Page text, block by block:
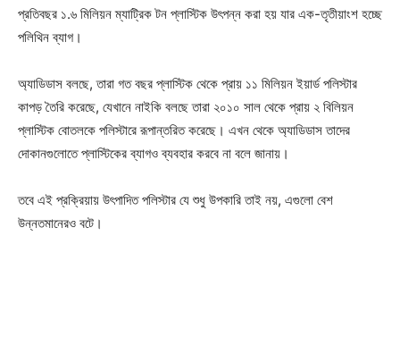
প্রতিবছর ১.৬ মিলিয়ন ম্যাট্রিক টন প্লাস্টিক উৎপন্ন করা হয় যার এক-তৃতীয়াংশ হচ্ছে
পলিথিন ব্যাগ।
অ্যাডিডাস বলছে, তারা গত বছর প্লাস্টিক থেকে প্রায় ১১ মিলিয়ন ইয়ার্ড পলিস্টার
কাপড় তৈরি করেছে, যেখানে নাইকি বলছে তারা ২০১০ সাল থেকে প্রায় ২ বিলিয়ন
প্লাস্টিক বোতলকে পলিস্টারে রূপান্তরিত করেছে। এখন থেকে অ্যাডিডাস তাদের
দোকানগুলোতে প্লাস্টিকের ব্যাগও ব্যবহার করবে না বলে জানায়।
তবে এই প্রক্রিয়ায় উৎপাদিত পলিস্টার যে শুধু উপকারি তাই নয়, এগুলো বেশ
উন্নতমানেরও বটে।